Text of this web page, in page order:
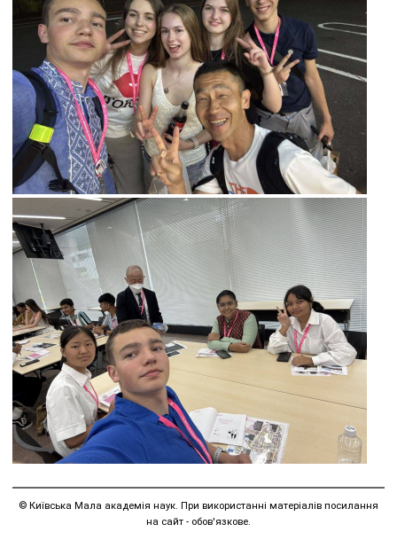
© Київська Мала академія наук. При використанні матеріалів посилання
на сайт - обов'язкове.